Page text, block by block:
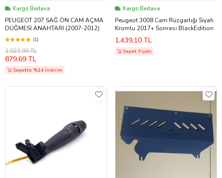
Kargo Bedava
PEUGEOT 207 SAĞ ÖN CAM AÇMA
DÜĞMESİ ANAHTARI (2007-2012)
(1)
1.022,90 TL
879,69 TL
Sepette %14 İndirim
Kargo Bedava
Peugeot 3008 Cam Rüzgarlığı Siyah
Kromlu 2017+ Sonrası BlackEdition
1.439,10 TL
Sepet Fiyatı